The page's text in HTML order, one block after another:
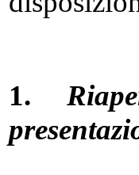
1.